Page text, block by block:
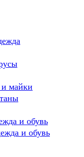
майки
и обувь
и обувь